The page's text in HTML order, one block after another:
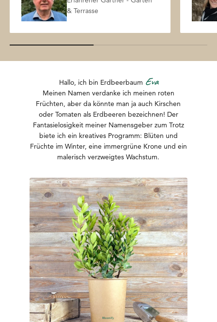
& Terrasse
Hallo, ich bin Erdbeerbaum Eva
Meinen Namen verdanke ich meinen roten
Früchten, aber da könnte man ja auch Kirschen
oder Tomaten als Erdbeeren bezeichnen! Der
Fantasielosigkeit meiner Namensgeber zum Trotz
biete ich ein kreatives Programm: Blüten und
Früchte im Winter, eine immergrüne Krone und ein
malerisch verzweigtes Wachstum.